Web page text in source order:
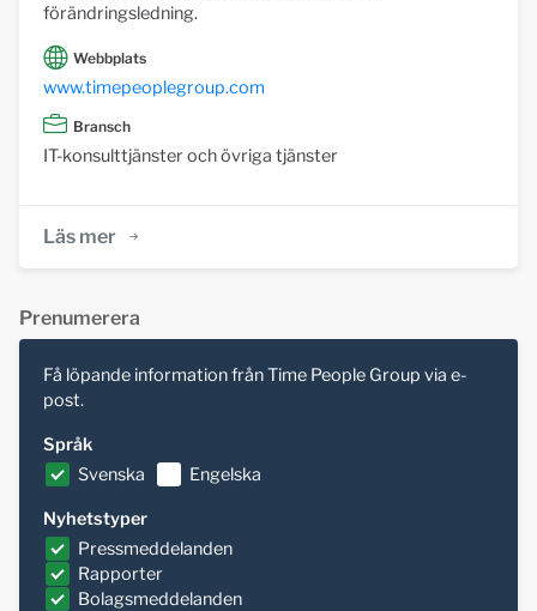
förändringsledning.
Webbplats
www.timepeoplegroup.com
Bransch
IT-konsulttjänster och övriga tjänster
Läs mer
Prenumerera
Få löpande information från Time People Group via e-
post.
Språk
Svenska
Engelska
Nyhetstyper
Pressmeddelanden
Rapporter
Bolagsmeddelanden